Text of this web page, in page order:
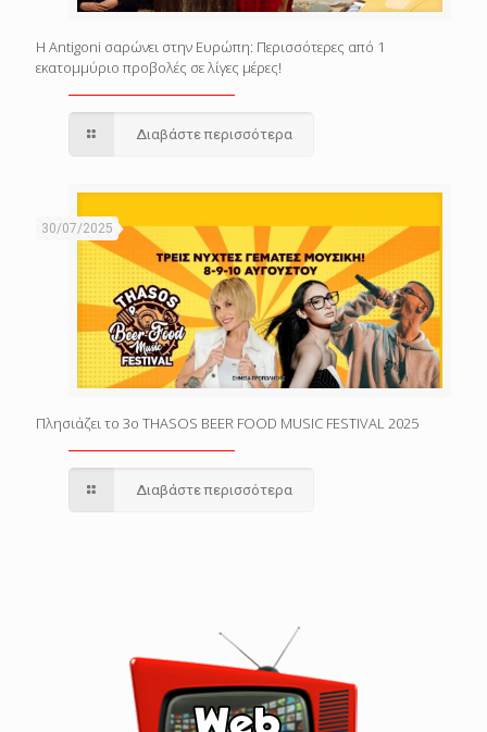
Η Antigoni σαρώνει στην Ευρώπη: Περισσότερες από 1
εκατομμύριο προβολές σε λίγες μέρες!
Διαβάστε περισσότερα
30/07/2025
Πλησιάζει το 3o THASOS BEER FOOD MUSIC FESTIVAL 2025
Διαβάστε περισσότερα